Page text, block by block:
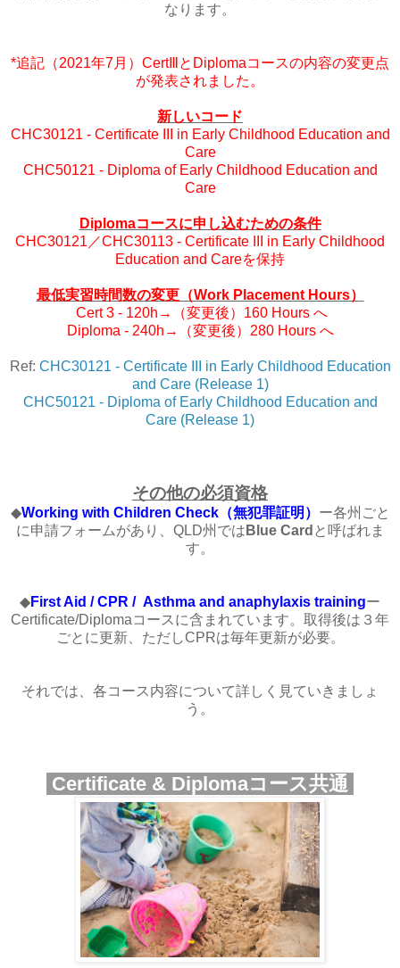
なります。
*追記（2021年7月） CertⅢとDiplomaコースの内容の変更点
が発表されました。
新しいコード
CHC30121 - Certificate III in Early Childhood Education and
Care
CHC50121 - Diploma of Early Childhood Education and
Care
Diplomaコースに申し込むための条件
CHC30121／CHC30113 - Certificate III in Early Childhood
Education and Careを保持
最低実習時間数の変更（Work Placement Hours）
Cert 3 - 120h→（変更後）160 Hours へ
Diploma - 240h→（変更後）280 Hours へ
Ref: CHC30121 - Certificate III in Early Childhood Education
and Care (Release 1)
CHC50121 - Diploma of Early Childhood Education and
Care (Release 1)
その他の必須資格
◆Working with Children Check（無犯罪証明） ー各州ごと
に申請フォームがあり、QLD州では Blue Card と呼ばれま
す。
◆First Aid / CPR / Asthma and anaphylaxis trainingー
Certificate/Diplomaコースに含まれています。取得後は３年
ごとに更新、ただしCPRは毎年更新が必要。
それでは、各コース内容について詳しく見ていきましょ
う。
Certificate & Diplomaコース共通